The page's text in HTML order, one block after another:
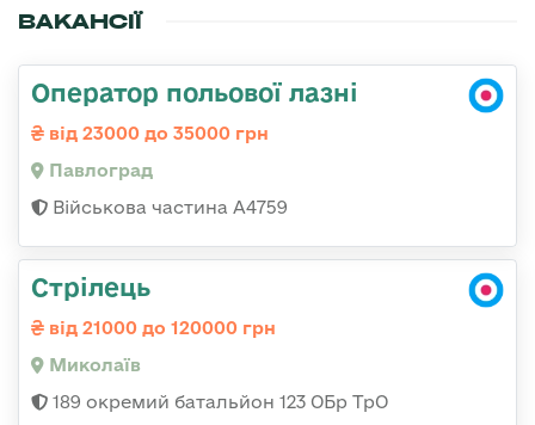
ВАКАНСІЇ
Оператор польової лазні
від 23000 до 35000 грн
Павлоград
Військова частина А4759
Стрілець
від 21000 до 120000 грн
Миколаїв
189 окремий батальйон 123 ОБр ТрО